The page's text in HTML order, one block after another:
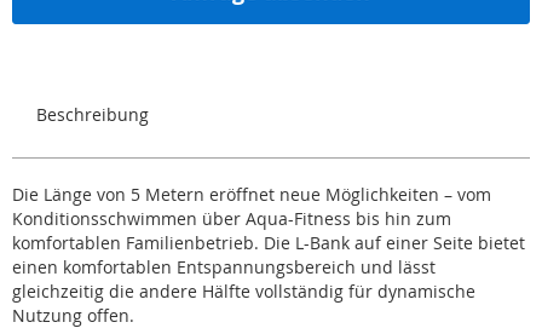
Beschreibung
Die Länge von 5 Metern eröffnet neue Möglichkeiten – vom
Konditionsschwimmen über Aqua-Fitness bis hin zum
komfortablen Familienbetrieb. Die L-Bank auf einer Seite bietet
einen komfortablen Entspannungsbereich und lässt
gleichzeitig die andere Hälfte vollständig für dynamische
Nutzung offen.